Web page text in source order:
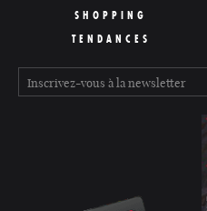
SHOPPING
TENDANCES